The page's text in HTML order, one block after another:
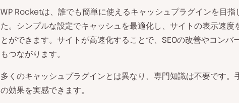
WP Rocketは、誰でも簡単に使えるキャッシュプラグインを目指
た。シンプルな設定でキャッシュを最適化し、サイトの表示速度
とができます。サイトが高速化することで、SEOの改善やコンバ
もつながります。
多くのキャッシュプラグインとは異なり、専門知識は不要です。
の効果を実感できます。